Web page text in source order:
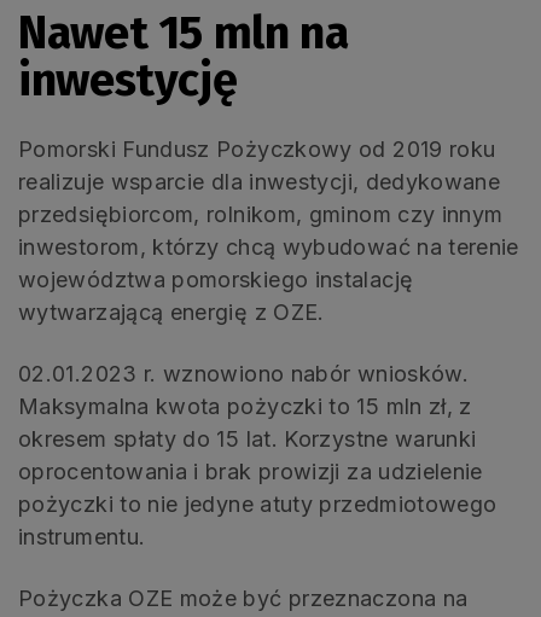
Nawet 15 mln na
inwestycję
Pomorski Fundusz Pożyczkowy od 2019 roku
realizuje wsparcie dla inwestycji, dedykowane
przedsiębiorcom, rolnikom, gminom czy innym
inwestorom, którzy chcą wybudować na terenie
województwa pomorskiego instalację
wytwarzającą energię z OZE.
02.01.2023 r. wznowiono nabór wniosków.
Maksymalna kwota pożyczki to 15 mln zł, z
okresem spłaty do 15 lat. Korzystne warunki
oprocentowania i brak prowizji za udzielenie
pożyczki to nie jedyne atuty przedmiotowego
instrumentu.
Pożyczka OZE może być przeznaczona na